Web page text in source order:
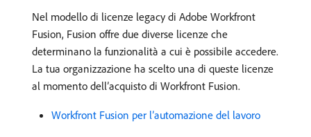
Nel modello di licenze legacy di Adobe Workfront
Fusion, Fusion offre due diverse licenze che
determinano la funzionalità a cui è possibile accedere.
La tua organizzazione ha scelto una di queste licenze
al momento dell’acquisto di Workfront Fusion.
Workfront Fusion per l’automazione del lavoro